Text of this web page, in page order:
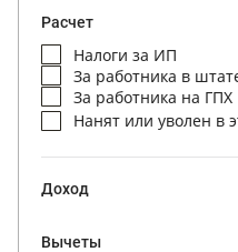
Расчет
Налоги за ИП
За работника в
За работника на ГПХ
Нанят или уволен в
Доход
Вычеты